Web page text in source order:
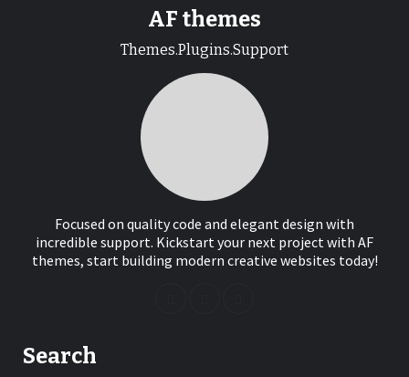
AF themes
Themes.Plugins.Support
Focused on quality code and elegant design with
incredible support. Kickstart your next project with AF
themes, start building modern creative websites today!
Search